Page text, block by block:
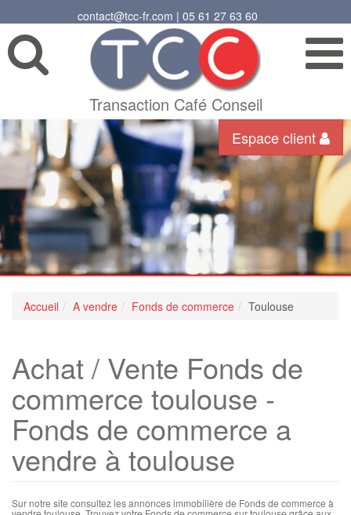
contact@tcc-fr.com | 05 61 27 63 60
Transaction Café Conseil
Espace client
Accueil A vendre Fonds de commerce Toulouse
Achat / Vente Fonds de
commerce toulouse -
Fonds de commerce a
vendre à toulouse
Sur notre site consultez les annonces immobilière de Fonds de commerce à